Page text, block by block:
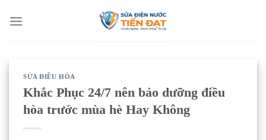
qua
SỬA ĐIỀU HÒA
Khắc Phục 24/7 nên bảo dưỡng điều
hòa trước mùa hè Hay Không